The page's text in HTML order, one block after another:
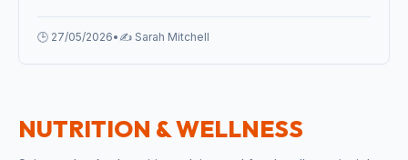
🕒 27/05/2026• ✍️ Sarah Mitchell
NUTRITION & WELLNESS